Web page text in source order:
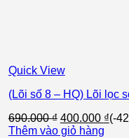
Quick View
(Lõi số 8 – HQ) Lõi lọc
690.000₫ Giá
gốc
400.000 ₫Giá
(-
Thêm vào giỏ hàng